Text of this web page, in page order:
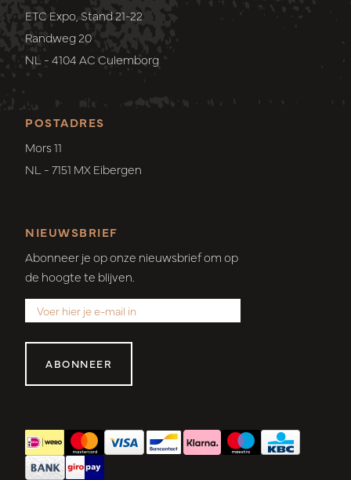
POSTADRES
Mors 11
NL - 7151 MX Eibergen
ETC Expo, Stand 21-22
Randweg 20
NL - 4104 AC Culemborg
NIEUWSBRIEF
Abonneer je op onze nieuwsbrief om op
de hoogte te blijven.
ABONNEER